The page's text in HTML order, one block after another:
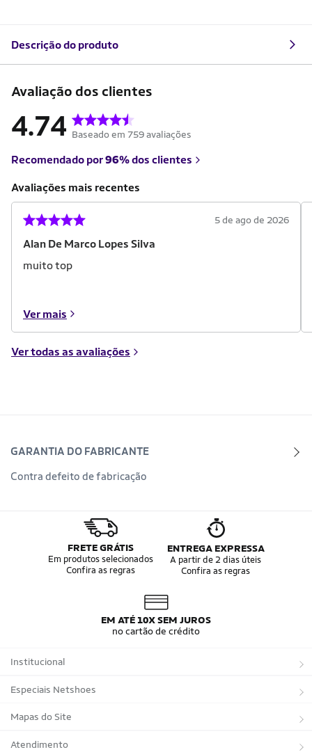
Descrição do produto
Avaliação dos clientes
4.74 Baseado em 759 avaliações
Recomendado por96%dos clientes
Avaliações mais recentes
Alan De Marco Lopes Silva
5 de ago de 2026
muito top
Ver mais
Ver todas as avaliações
GARANTIA DO FABRICANTE
Contra defeito de fabricação
FRETE GRÁTIS
Em produtos selecionados
Confira as regras
ENTREGA EXPRESSA
A partir de 2 dias úteis
Confira as regras
EM ATÉ 10X SEM JUROS
no cartão de crédito
Institucional
Sobre a Netshoes
Política de Privacidade
Programa de Afiliados
Especiais Netshoes
Suplementos
Corrida
Mapas do Site
Marcas
Atendimento